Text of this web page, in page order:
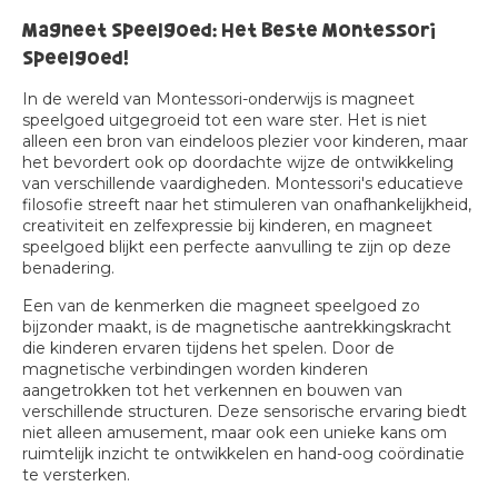
Magneet Speelgoed: Het Beste Montessori
Speelgoed!
In de wereld van Montessori-onderwijs is magneet
speelgoed uitgegroeid tot een ware ster. Het is niet
alleen een bron van eindeloos plezier voor kinderen, maar
het bevordert ook op doordachte wijze de ontwikkeling
van verschillende vaardigheden. Montessori's educatieve
filosofie streeft naar het stimuleren van onafhankelijkheid,
creativiteit en zelfexpressie bij kinderen, en magneet
speelgoed blijkt een perfecte aanvulling te zijn op deze
benadering.
Een van de kenmerken die magneet speelgoed zo
bijzonder maakt, is de magnetische aantrekkingskracht
die kinderen ervaren tijdens het spelen. Door de
magnetische verbindingen worden kinderen
aangetrokken tot het verkennen en bouwen van
verschillende structuren. Deze sensorische ervaring biedt
niet alleen amusement, maar ook een unieke kans om
ruimtelijk inzicht te ontwikkelen en hand-oog coördinatie
te versterken.